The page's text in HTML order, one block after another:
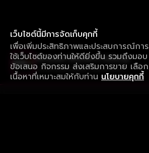
เว็บไซต์นี้มีการจัดเก็บคุกกี้
เพื่อเพิ่มประสิทธิภาพและประสบการณ์การ
ใช้เว็บไซต์ของท่านให้ดียิ่งขึ้น รวมถึงมอบ
ข้อเสนอ กิจกรรม ส่งเสริมการขาย เลือก
เนื้อหาที่เหมาะสมให้กับท่าน นโยบายคุกกี้
ใช้งานแอป ลื่นไหลกว่า ไม่มีสะดุด
ดาวน์โหลดแอปเพื่อการรับชมที่ดีกว่า